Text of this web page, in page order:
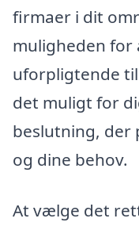
firmaer i dit
muligheden for
uforpligtende
det muligt for
beslutning, der
og dine behov.
At vælge det